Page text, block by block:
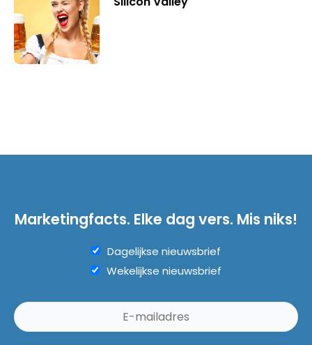
Marketingfacts. Elke dag vers. Mis niks!
Dagelijkse nieuwsbrief
Wekelijkse nieuwsbrief